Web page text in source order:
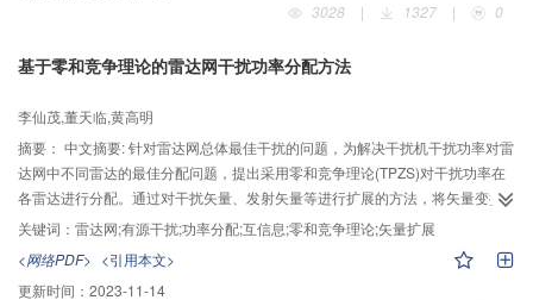
3028
| 1327 | 0
基于零和竞争理论的雷达网干扰功率分配方法
李仙茂,董天临,黄高明
摘要： 中文摘要: 针对雷达网总体最佳干扰的问题，为解决干扰机干扰功率对雷
达网中不同雷达的最佳分配问题，提出采用零和竞争理论(TPZS)对干扰功率在
各雷达进行分配。通过对干扰矢量、发射矢量等进行扩展的方法，将矢量变换
成矩阵，并采用基于互信息理论的TPZS进行计算，可针对不同距离、不同压制
系数等情况计算干扰机对网中各雷达的干扰功率分配，在干扰总功率一定的条
件下，将干扰功率合理分配到网中所有雷达上。通过实例仿真说明在在大部分
关键词： 雷达网;有源干扰;功率分配;互信息;零和竞争理论;矢量扩展
<网络PDF> <引用本文>
更新时间： 2023-11-14